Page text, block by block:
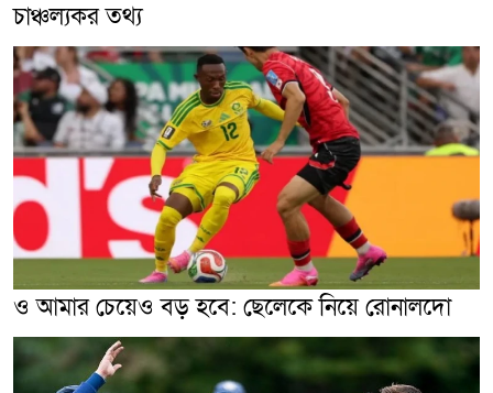
চাঞ্চল্যকর তথ্য
ও আমার চেয়েও বড় হবে: ছেলেকে নিয়ে রোনালদো